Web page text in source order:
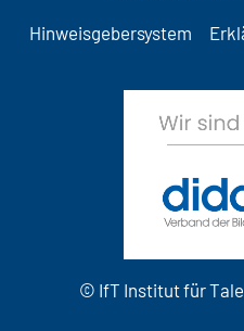
Hinweisgebersystem
© IfT Institut für